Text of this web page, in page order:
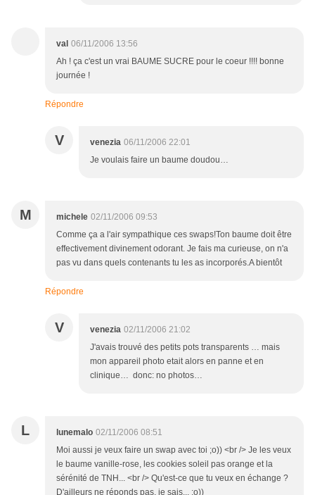
val 06/11/2006 13:56
Ah ! ça c'est un vrai BAUME SUCRE pour le coeur !!!! bonne
journée !
Répondre
V venezia 06/11/2006 22:01
Je voulais faire un baume doudou…
M michele 02/11/2006 09:53
Comme ça a l'air sympathique ces swaps!Ton baume doit être
effectivement divinement odorant. Je fais ma curieuse, on n'a
pas vu dans quels contenants tu les as incorporés.A bientôt
Répondre
V venezia 02/11/2006 21:02
J'avais trouvé des petits pots transparents … mais
mon appareil photo etait alors en panne et en
clinique… donc: no photos…
L lunemalo 02/11/2006 08:51
Moi aussi je veux faire un swap avec toi ;o)) <br /> Je les veux
le baume vanille-rose, les cookies soleil pas orange et la
sérénité de TNH... <br /> Qu'est-ce que tu veux en échange ?
D'ailleurs ne réponds pas, je sais... ;o))